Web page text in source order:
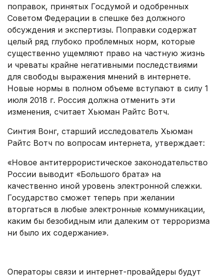
поправок, принятых Госдумой и одобренных
Советом Федерации в спешке без должного
обсуждения и экспертизы. Поправки содержат
целый ряд глубоко проблемных норм, которые
существенно ущемляют право на частную жизнь
и чреваты крайне негативными последствиями
для свободы выражения мнений в интернете.
Новые нормы в полном объеме вступают в силу 1
июля 2018 г. Россия должна отменить эти
изменения, считает Хьюман Райтс Вотч.
Синтия Вонг, старший исследователь Хьюман
Райтс Вотч по вопросам интернета, утверждает:
«Новое антитеррористическое законодательство
России выводит «Большого брата» на
качественно иной уровень электронной слежки.
Государство сможет теперь при желании
вторгаться в любые электронные коммуникации,
каким бы безобидным или далеким от терроризма
ни было их содержание».
Операторы связи и интернет-провайдеры будут